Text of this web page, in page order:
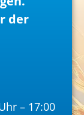
der
– 17:00